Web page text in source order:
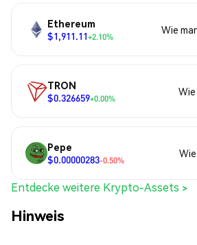
Ethereum
$1,911.11+2.10%
Wie
TRON
$0.326659+0.00%
Wie
Pepe
$0.00000283-0.50%
Wie
Entdecke weitere Krypto-Assets >
Hinweis